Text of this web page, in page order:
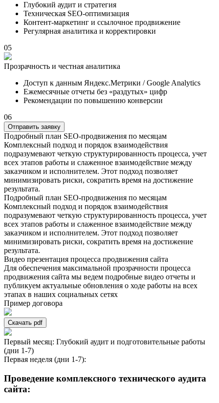
Глубокий аудит и стратегия
Техническая SEO-оптимизация
Контент-маркетинг и ссылочное продвижение
Регулярная аналитика и корректировки
05
Прозрачность и честная аналитика
Доступ к данным Яндекс.Метрики / Google Analytics
Ежемесячные отчеты без «раздутых» цифр
Рекомендации по повышению конверсии
06
Отправить заявку
Подробный план SEO-продвижения по месяцам
Комплексный подход и порядок взаимодействия
подразумевают четкую структурированность процесса, учет
всех этапов работы и слаженное взаимодействие между
заказчиком и исполнителем. Этот подход позволяет
минимизировать риски, сократить время на достижение
результата.
Подробный план SEO-продвижения по месяцам
Комплексный подход и порядок взаимодействия
подразумевают четкую структурированность процесса, учет
всех этапов работы и слаженное взаимодействие между
заказчиком и исполнителем. Этот подход позволяет
минимизировать риски, сократить время на достижение
результата.
Видео презентация процесса продвижения сайта
Для обеспечения максимальной прозрачности процесса
продвижения сайта мы ведем подробные видео отчеты и
публикуем актуальные обновления о ходе работы на всех
этапах в наших социальных сетях
Пример договора
Скачать pdf
Первый месяц: Глубокий аудит и подготовительные работы
(дни 1-7)
Первая неделя (дни 1-7):
Проведение комплексного технического аудита
сайта: